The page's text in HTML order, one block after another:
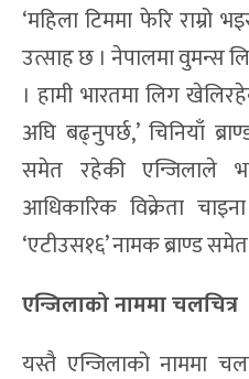
‘महिला टिममा फेरि राम्रो
उत्साह छ । नेपालमा वुमन्स
। हामी भारतमा लिग
अघि बढ्नुपर्छ,’ चिनियाँ
समेत रहेकी एन्जिलाले
आधिकारिक विक्रेता
‘एटीउस१६’ नामक ब्राण्ड
एन्जिलाको नाममा चलचित्र
यस्तै एन्जिलाको नाममा